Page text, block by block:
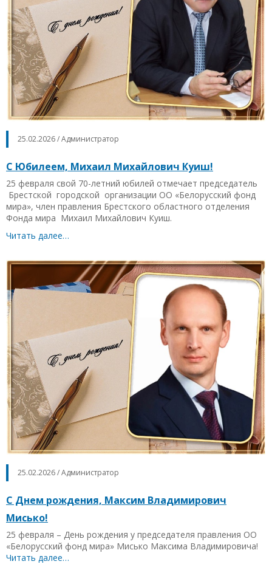
25.02.2026 / Администратор
С Юбилеем, Михаил Михайлович Куиш!
25 февраля свой 70-летний юбилей отмечает председатель
Брестской городской организации ОО «Белорусский фонд
мира», член правления Брестского областного отделения
Фонда мира Михаил Михайлович Куиш.
Читать далее…
25.02.2026 / Администратор
С Днем рождения, Максим Владимирович
Мисько!
25 февраля – День рождения у председателя правления ОО
«Белорусский фонд мира» Мисько Максима Владимировича!
Читать далее…